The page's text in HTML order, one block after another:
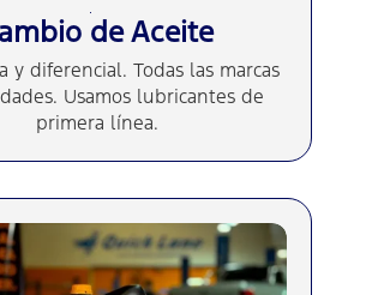
de Aceite
y diferencial. Todas las marcas
Usamos lubricantes de
primera línea.